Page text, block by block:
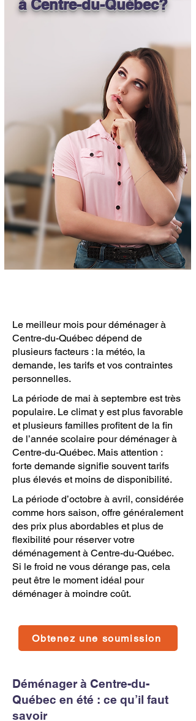
à Centre-du-Québec?
Le meilleur mois pour déménager à
Centre-du-Québec dépend de
plusieurs facteurs : la météo, la
demande, les tarifs et vos contraintes
personnelles.
La période de mai à septembre est très
populaire. Le climat y est plus favorable
et plusieurs familles profitent de la fin
de l’année scolaire pour déménager à
Centre-du-Québec. Mais attention :
forte demande signifie souvent tarifs
plus élevés et moins de disponibilité.
La période d’octobre à avril, considérée
comme hors saison, offre généralement
des prix plus abordables et plus de
flexibilité pour réserver votre
déménagement à Centre-du-Québec.
Si le froid ne vous dérange pas, cela
peut être le moment idéal pour
déménager à moindre coût.
Obtenez une soumission
Déménager à Centre-du-
Québec en été : ce qu’il faut
savoir